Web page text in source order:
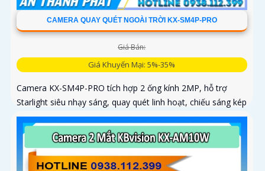
CAMERA QUAY QUÉT NGOÀI TRỜI KX-SM4P-PRO
Giá Bán:
Giá Khuyến Mại: 5%-35%
Camera KX-SM4P-PRO tích hợp 2 ống kính 2MP, hỗ trợ
Starlight siêu nhạy sáng, quay quét linh hoạt, chiếu sáng kép
thông minh và LED ánh sáng ấm 30m. Công nghệ AI-ISP kết
hợp cảm biến lớn tối ưu hình ảnh ban đêm